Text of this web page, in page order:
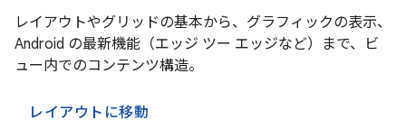
レイアウトやグリッドの基本から、グラフィックの表示、
Android の最新機能（エッジ ツー エッジなど）まで、ビ
ュー内でのコンテンツ構造。
レイアウトに移動